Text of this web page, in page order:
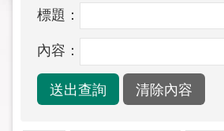
活
報
導
標題：
內容：